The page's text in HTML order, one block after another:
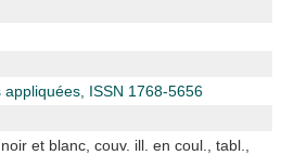
ISSN 1768-5656
et blanc, couv. ill. en coul., tabl.,